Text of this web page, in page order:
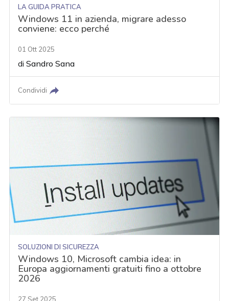
LA GUIDA PRATICA
Windows 11 in azienda, migrare adesso
conviene: ecco perché
01 Ott 2025
diSandro Sana
Condividi
SOLUZIONI DI SICUREZZA
Windows 10, Microsoft cambia idea: in
Europa aggiornamenti gratuiti fino a ottobre
2026
27 Set 2025